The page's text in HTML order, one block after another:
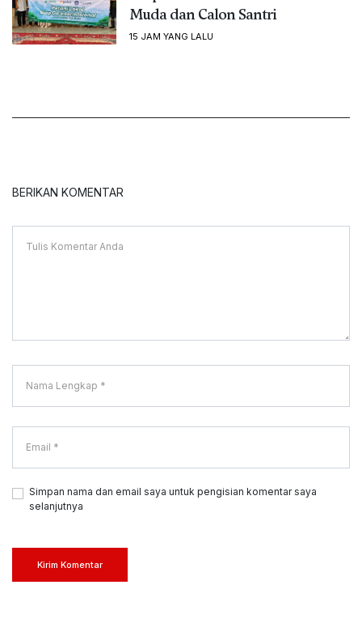
Muda dan Calon Santri
15 JAM YANG LALU
BERIKAN KOMENTAR
Simpan nama dan email saya untuk pengisian komentar saya
selanjutnya
Kirim Komentar